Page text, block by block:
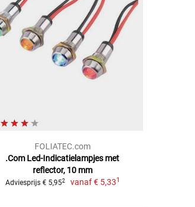
FOLIATEC.com
.Com Led-Indicatielampjes met
reflector, 10 mm
Adviesprijs € 5,952 vanaf€ 5,331